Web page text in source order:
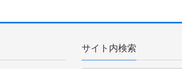
サイト内検索